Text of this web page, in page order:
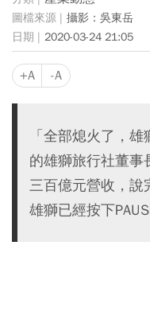
攝影：吳東岳
2020-03-24 21:05
+A -A
「全部熄火了，
的雄獅旅行社董事
三百億元營收，說
雄獅已經按下